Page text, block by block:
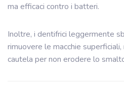
ma efficaci contro i batteri.
Inoltre, i dentifrici leggermente
rimuovere le macchie
cautela per non erodere lo